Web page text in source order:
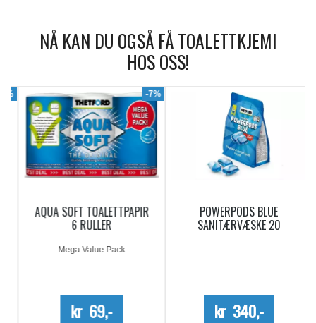
NÅ KAN DU OGSÅ FÅ TOALETTKJEMI
HOS OSS!
-7%
AQUA SOFT TOALETTPAPIR
6 RULLER
Mega Value Pack
kr 69,-
POWERPODS BLUE
SANITÆRVÆSKE 20
kr 340,-